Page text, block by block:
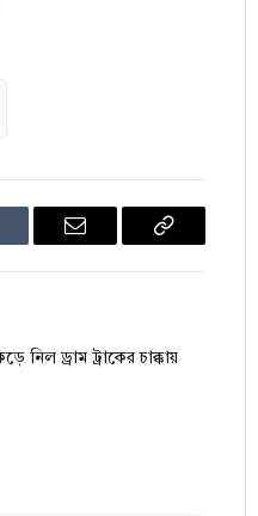
Email
Copy
নিল ড্রাম ট্রাকের চাক্কায়